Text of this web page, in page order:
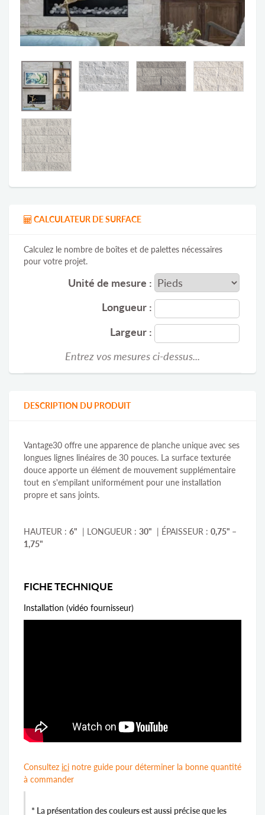
CALCULATEUR DE SURFACE
Calculez le nombre de boîtes et de palettes nécessaires
pour votre projet.
Unité de mesure :
Longueur :
Largeur :
Entrez vos mesures ci-dessus...
DESCRIPTION DU PRODUIT
Vantage30 offre une apparence de planche unique avec ses
longues lignes linéaires de 30 pouces. La surface texturée
douce apporte un élément de mouvement supplémentaire
tout en s'empilant uniformément pour une installation
propre et sans joints.
HAUTEUR : 6" | LONGUEUR : 30" | ÉPAISSEUR : 0,75" –
1,75"
FICHE TECHNIQUE
Installation (vidéo fournisseur)
Consultez ici notre guide pour déterminer la bonne quantité
à commander
* La présentation des couleurs est aussi précise que les